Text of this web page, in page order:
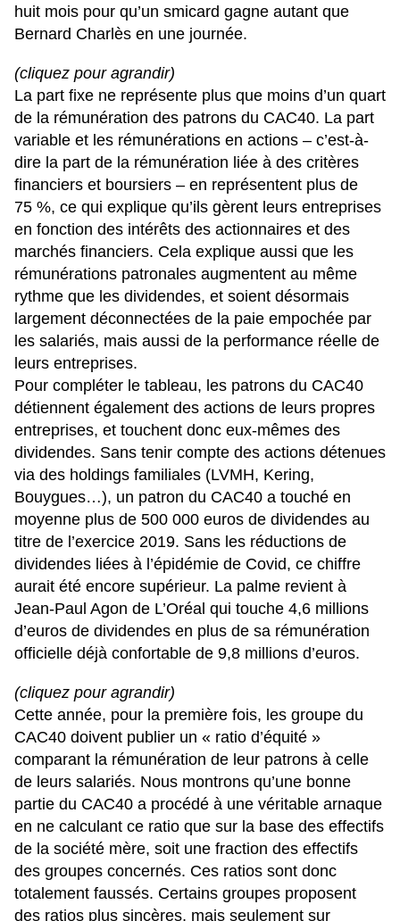
huit mois pour qu’un smicard gagne autant que
Bernard Charlès en une journée.
(cliquez pour agrandir)
La part fixe ne représente plus que moins d’un quart
de la rémunération des patrons du CAC40. La part
variable et les rémunérations en actions – c’est-à-
dire la part de la rémunération liée à des critères
financiers et boursiers – en représentent plus de
75 %, ce qui explique qu’ils gèrent leurs entreprises
en fonction des intérêts des actionnaires et des
marchés financiers. Cela explique aussi que les
rémunérations patronales augmentent au même
rythme que les dividendes, et soient désormais
largement déconnectées de la paie empochée par
les salariés, mais aussi de la performance réelle de
leurs entreprises.
Pour compléter le tableau, les patrons du CAC40
détiennent également des actions de leurs propres
entreprises, et touchent donc eux-mêmes des
dividendes. Sans tenir compte des actions détenues
via des holdings familiales (LVMH, Kering,
Bouygues…), un patron du CAC40 a touché en
moyenne plus de 500 000 euros de dividendes au
titre de l’exercice 2019. Sans les réductions de
dividendes liées à l’épidémie de Covid, ce chiffre
aurait été encore supérieur. La palme revient à
Jean-Paul Agon de L’Oréal qui touche 4,6 millions
d’euros de dividendes en plus de sa rémunération
officielle déjà confortable de 9,8 millions d’euros.
(cliquez pour agrandir)
Cette année, pour la première fois, les groupe du
CAC40 doivent publier un « ratio d’équité »
comparant la rémunération de leur patrons à celle
de leurs salariés. Nous montrons qu’une bonne
partie du CAC40 a procédé à une véritable arnaque
en ne calculant ce ratio que sur la base des effectifs
de la société mère, soit une fraction des effectifs
des groupes concernés. Ces ratios sont donc
totalement faussés. Certains groupes proposent
des ratios plus sincères, mais seulement sur